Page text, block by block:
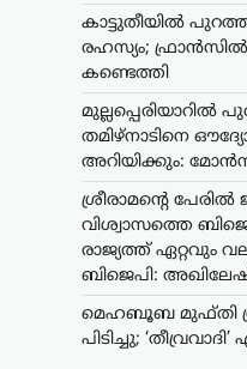
കാട്ടുതീയിൽ
രഹസ്യം;
കണ്ടെത്തി
മുല്ലപ്പെരിയാറിൽ
തമിഴ്നാടിനെ
അറിയിക്കും:
ശ്രീരാമന്റെ
വിശ്വാസത്തെ
രാജ്യത്ത് ഏറ്റവും
ബിജെപി:
മെഹബൂബ മുഫ്തി
പിടിച്ചു;
ന്യൂസ്
ജമ്മു
മുഫ്‌തി